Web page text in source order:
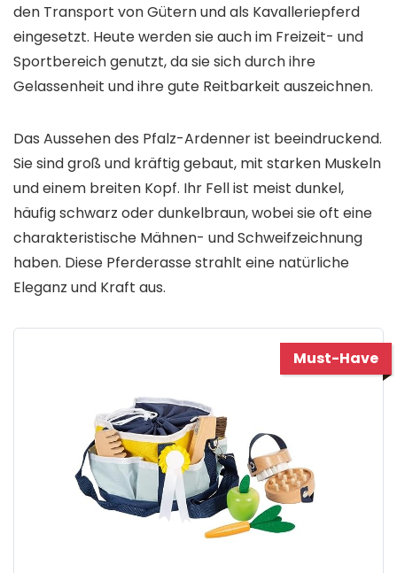
den Transport von Gütern und als Kavalleriepferd
eingesetzt. Heute werden sie auch im Freizeit- und
Sportbereich genutzt, da sie sich durch ihre
Gelassenheit und ihre gute Reitbarkeit auszeichnen.
Das Aussehen des Pfalz-Ardenner ist beeindruckend.
Sie sind groß und kräftig gebaut, mit starken Muskeln
und einem breiten Kopf. Ihr Fell ist meist dunkel,
häufig schwarz oder dunkelbraun, wobei sie oft eine
charakteristische Mähnen- und Schweifzeichnung
haben. Diese Pferderasse strahlt eine natürliche
Eleganz und Kraft aus.
Must-Have